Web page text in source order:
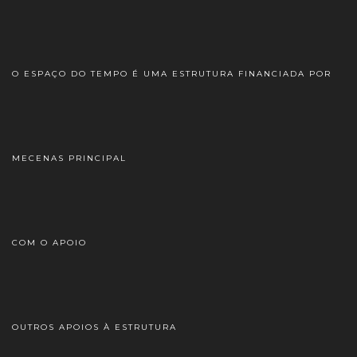
O ESPAÇO DO TEMPO É UMA ESTRUTURA FINANCIADA POR
MECENAS PRINCIPAL
COM O APOIO
OUTROS APOIOS À ESTRUTURA